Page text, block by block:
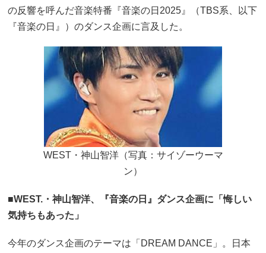
の反響を呼んだ音楽特番『音楽の日2025』（TBS系、以下
『音楽の日』）のダンス企画に言及した。
WEST・神山智洋（写真：サイゾーウーマ
ン）
■WEST.・神山智洋、『音楽の日』ダンス企画に「悔しい
気持ちもあった」
今年のダンス企画のテーマは「DREAM DANCE」。日本